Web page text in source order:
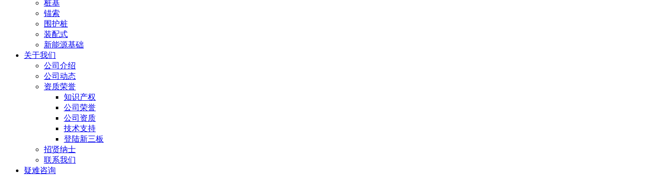
桩基
锚索
围护桩
装配式
新能源基础
关于我们
公司介绍
公司动态
资质荣誉
知识产权
公司荣誉
公司资质
技术支持
登陆新三板
招贤纳士
联系我们
疑难咨询